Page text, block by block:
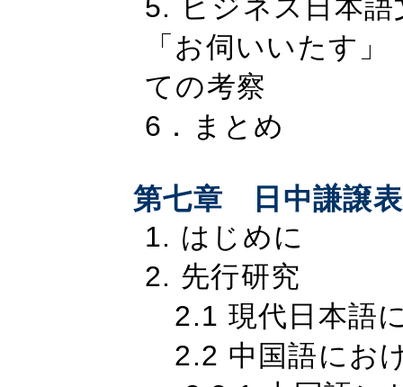
5. ビジネス日本
「お伺いいたす
ての考察
6．まとめ
第七章 日中謙譲
1. はじめに
2. 先行研究
2.1 現代日本語
2.2 中国語にお